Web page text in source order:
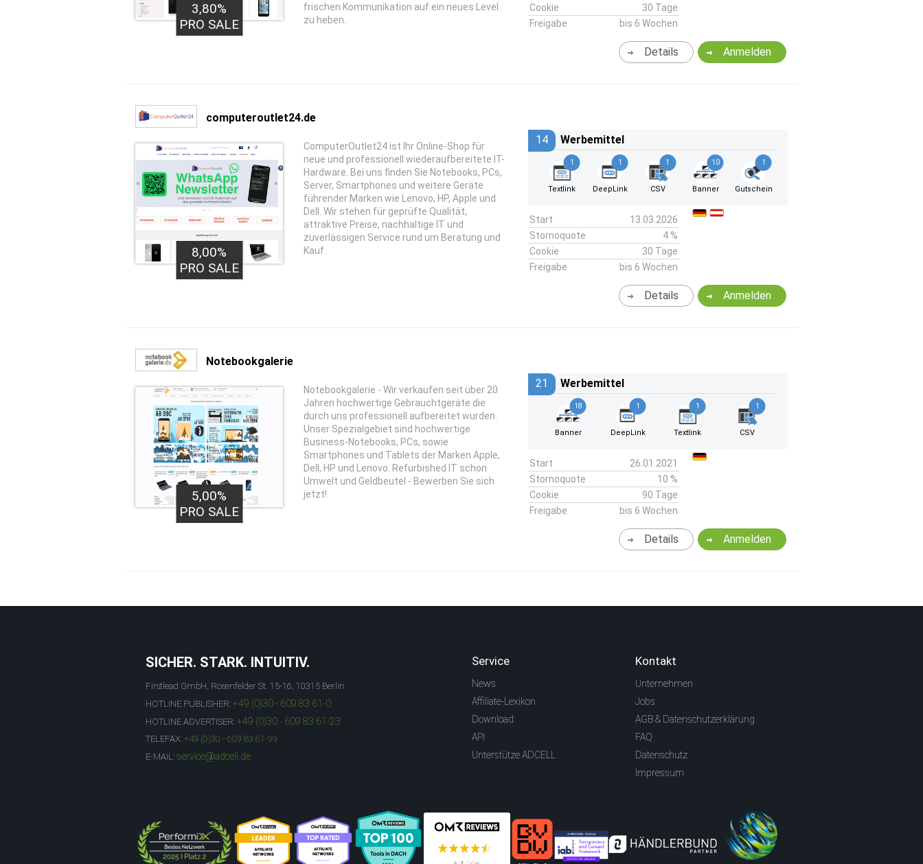
3,80%
PRO SALE
frischen Kommunikation auf ein neues Level
zu heben.
Cookie
30 Tage
Freigabe
bis 6 Wochen
Anmelden
Details
computeroutlet24.de
8,00%
PRO SALE
ComputerOutlet24 ist Ihr Online-Shop für
neue und professionell wiederaufbereitete IT-
Hardware. Bei uns finden Sie Notebooks, PCs,
Server, Smartphones und weitere Geräte
führender Marken wie Lenovo, HP, Apple und
Dell. Wir stehen für geprüfte Qualität,
attraktive Preise, nachhaltige IT und
zuverlässigen Service rund um Beratung und
Kauf.
14 Werbemittel
1
Textlink
1
DeepLink
1
CSV
10
Banner
1
Gutschein
Start
13.03.2026
Stornoquote
4 %
Cookie
30 Tage
Freigabe
bis 6 Wochen
Anmelden
Details
Notebookgalerie
5,00%
PRO SALE
Notebookgalerie - Wir verkaufen seit über 20
Jahren hochwertige Gebrauchtgeräte die
durch uns professionell aufbereitet wurden.
Unser Spezialgebiet sind hochwertige
Business-Notebooks, PCs, sowie
Smartphones und Tablets der Marken Apple,
Dell, HP und Lenovo. Refurbished IT schon
Umwelt und Geldbeutel - Bewerben Sie sich
jetzt!
21 Werbemittel
18
Banner
1
DeepLink
1
Textlink
1
CSV
Start
26.01.2021
Stornoquote
10 %
Cookie
90 Tage
Freigabe
bis 6 Wochen
Anmelden
Details
SICHER. STARK. INTUITIV.
Firstlead GmbH, Rosenfelder St. 15-16, 10315 Berlin
HOTLINE PUBLISHER: +49 (0)30 - 609 83 61-0
HOTLINE ADVERTISER: +49 (0)30 - 609 83 61-23
TELEFAX: +49 (0)30 - 609 83 61-99
E-MAIL: service@adcell.de
Service
News
Affiliate-Lexikon
Download
API
Unterstütze ADCELL
Kontakt
Unternehmen
Jobs
AGB & Datenschutzerklärung
FAQ
Datenschutz
Impressum